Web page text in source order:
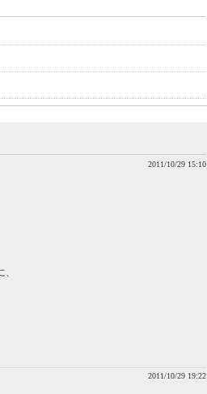
2011/10/29 15:10
2011/10/29 19:22